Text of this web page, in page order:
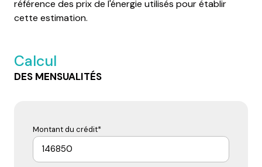
référence des prix de l'énergie utilisés pour établir
cette estimation.
Calcul
DES MENSUALITÉS
Montant du crédit*